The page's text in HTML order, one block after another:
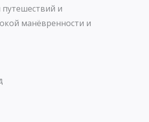
путешествий и
манёвренности и